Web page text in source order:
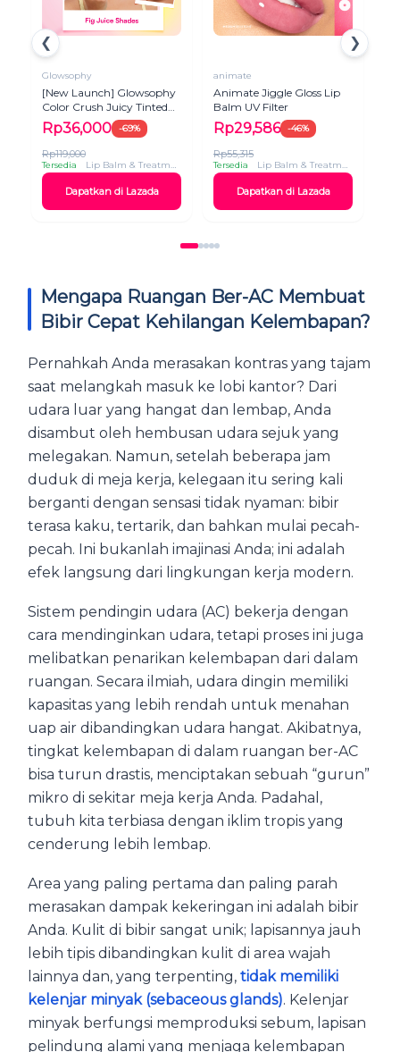
❮
Glowsophy
[New Launch] Glowsophy
Color Crush Juicy Tinted
Lip Balm – melembabkan
bibir memberikan warna
ind…
Rp36,000 -69%
Rp119,000
Tersedia Lip Balm & Treatment
Dapatkan di Lazada
animate
Animate Jiggle Gloss Lip
Balm UV Filter
Rp29,586 -46%
Rp55,315
Tersedia Lip Balm & Treatment
Dapatkan di Lazada
❯
Mengapa Ruangan Ber-AC Membuat
Bibir Cepat Kehilangan Kelembapan?
Pernahkah Anda merasakan kontras yang tajam
saat melangkah masuk ke lobi kantor? Dari
udara luar yang hangat dan lembap, Anda
disambut oleh hembusan udara sejuk yang
melegakan. Namun, setelah beberapa jam
duduk di meja kerja, kelegaan itu sering kali
berganti dengan sensasi tidak nyaman: bibir
terasa kaku, tertarik, dan bahkan mulai pecah-
pecah. Ini bukanlah imajinasi Anda; ini adalah
efek langsung dari lingkungan kerja modern.
Sistem pendingin udara (AC) bekerja dengan
cara mendinginkan udara, tetapi proses ini juga
melibatkan penarikan kelembapan dari dalam
ruangan. Secara ilmiah, udara dingin memiliki
kapasitas yang lebih rendah untuk menahan
uap air dibandingkan udara hangat. Akibatnya,
tingkat kelembapan di dalam ruangan ber-AC
bisa turun drastis, menciptakan sebuah “gurun”
mikro di sekitar meja kerja Anda. Padahal,
tubuh kita terbiasa dengan iklim tropis yang
cenderung lebih lembap.
Area yang paling pertama dan paling parah
merasakan dampak kekeringan ini adalah bibir
Anda. Kulit di bibir sangat unik; lapisannya jauh
lebih tipis dibandingkan kulit di area wajah
lainnya dan, yang terpenting, tidak memiliki
kelenjar minyak (sebaceous glands). Kelenjar
minyak berfungsi memproduksi sebum, lapisan
pelindung alami yang menjaga kelembapan